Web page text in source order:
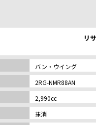
リ
バン・ウイング
2RG-NMR88AN
2,990cc
抹消